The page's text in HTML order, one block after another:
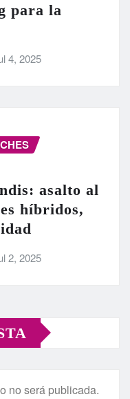
para la
4, 2025
asalto al
híbridos,
2, 2025
no será publicada.